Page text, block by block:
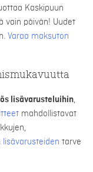
Kaskipuun
vain päivän! Uudet
Varaa maksuton
lisävarusteluihin,
mahdollistavat
lisävarusteiden tarve